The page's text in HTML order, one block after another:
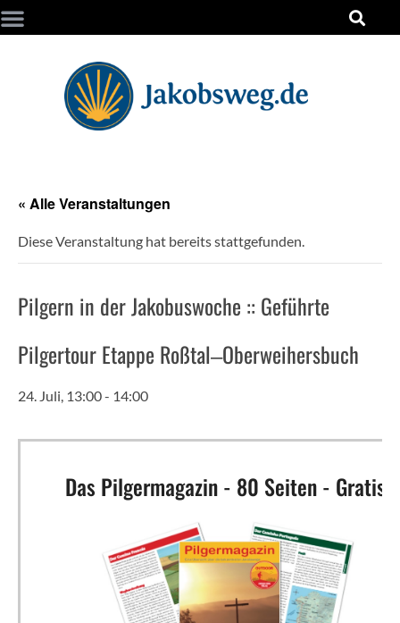
« Alle Veranstaltungen
Diese Veranstaltung hat bereits stattgefunden.
Pilgern in der Jakobuswoche :: Geführte
Pilgertour Etappe Roßtal‒Oberweihersbuch
24. Juli, 13:00- 14:00
Das Pilgermagazin - 80 Seiten - Gratis!